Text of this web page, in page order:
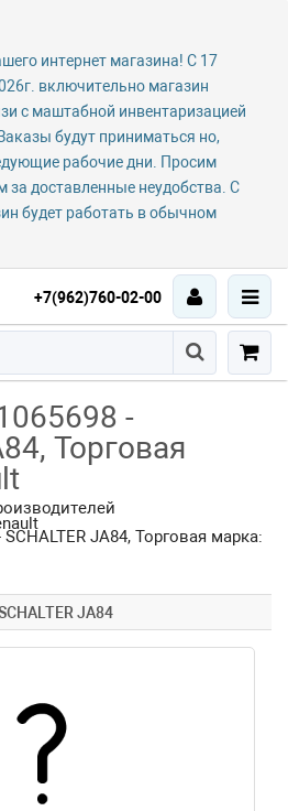
интернет магазина! С 17
включительно магазин
с маштабной инвентаризацией
будут приниматься но,
рабочие дни. Просим
за доставленные неудобства. С
будет работать в обычном
+7(962)760-02-00
-
Торговая
JA84, Торговая марка:
JA84